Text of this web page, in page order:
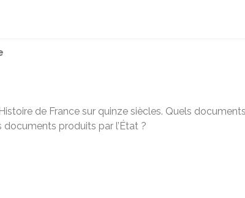
de France sur quinze siècles. Quels
produits par l’État ?